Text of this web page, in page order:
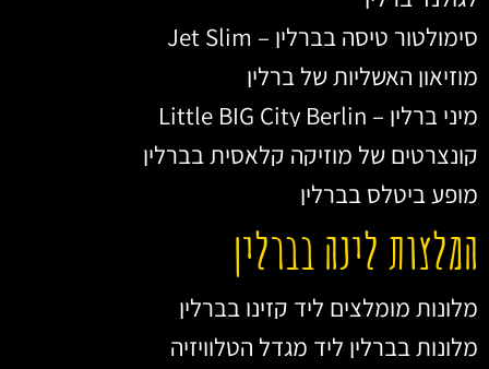
סימולטור טיסה בברלין – Jet Slim
מוזיאון האשליות של ברלין
מיני ברלין – Little BIG City Berlin
קונצרטים של מוזיקה קלאסית בברלין
מופע ביטלס בברלין
המלצות לינה בברלין
מלונות מומלצים ליד קזינו בברלין
מלונות בברלין ליד מגדל הטלוויזיה